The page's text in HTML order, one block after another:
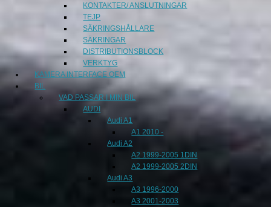
KONTAKTER/ ANSLUTNINGAR
TEJP
SÄKRINGSHÅLLARE
SÄKRINGAR
DISTRIBUTIONSBLOCK
VERKTYG
KAMERA INTERFACE OEM
BIL
VAD PASSAR I MIN BIL
AUDI
Audi A1
A1 2010 -
Audi A2
A2 1999-2005 1DIN
A2 1999-2005 2DIN
Audi A3
A3 1996-2000
A3 2001-2003